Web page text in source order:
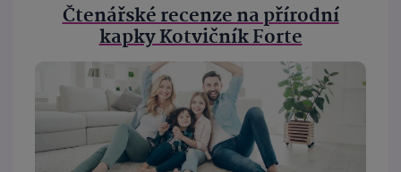
Čtenářské recenze na přírodní
kapky Kotvičník Forte